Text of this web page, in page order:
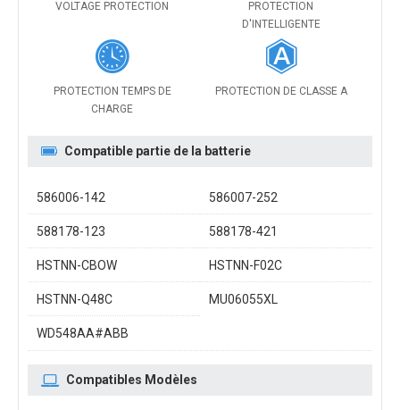
VOLTAGE PROTECTION
PROTECTION
D'INTELLIGENTE
PROTECTION TEMPS DE
CHARGE
PROTECTION DE CLASSE A
Compatible partie de la batterie
586006-142 586007-252
588178-123 588178-421
HSTNN-CBOW HSTNN-F02C
HSTNN-Q48C MU06055XL
WD548AA#ABB
Compatibles Modèles